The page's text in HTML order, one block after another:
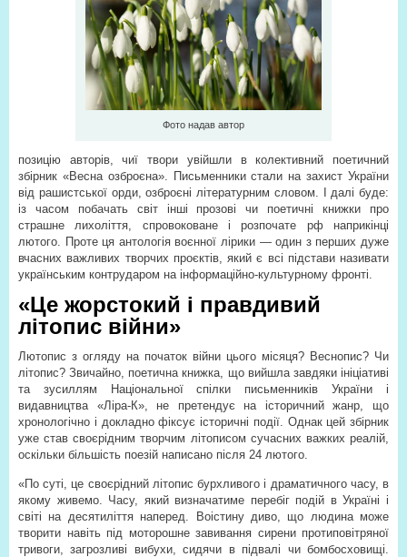
Фото надав автор
позицію авторів, чиї твори увійшли в колективний поетичний
збірник «Весна озброєна». Письменники стали на захист України
від рашистської орди, озброєні літературним словом. І далі буде:
із часом побачать світ інші прозові чи поетичні книжки про
страшне лихоліття, спровоковане і розпочате рф наприкінці
лютого. Проте ця антологія воєнної лірики — один з перших дуже
вчасних важливих творчих проєктів, який є всі підстави називати
українським контрударом на інформаційно-культурному фронті.
«Це жорстокий і правдивий
літопис війни»
Лютопис з огляду на початок війни цього місяця? Веснопис? Чи
літопис? Звичайно, поетична книжка, що вийшла завдяки ініціативі
та зусиллям Національної спілки письменників України і
видавництва «Ліра-К», не претендує на історичний жанр, що
хронологічно і докладно фіксує історичні події. Однак цей збірник
уже став своєрідним творчим літописом сучасних важких реалій,
оскільки більшість поезій написано після 24 лютого.
«По суті, це своєрідний літопис бурхливого і драматичного часу, в
якому живемо. Часу, який визначатиме перебіг подій в Україні і
світі на десятиліття наперед. Воістину диво, що людина може
творити навіть під моторошне завивання сирени протиповітряної
тривоги, загрозливі вибухи, сидячи в підвалі чи бомбосховищі.